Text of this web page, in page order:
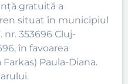
gratuită a
situat în municipiul
nr. 353696 Cluj-
în favoarea
Paula-Diana.